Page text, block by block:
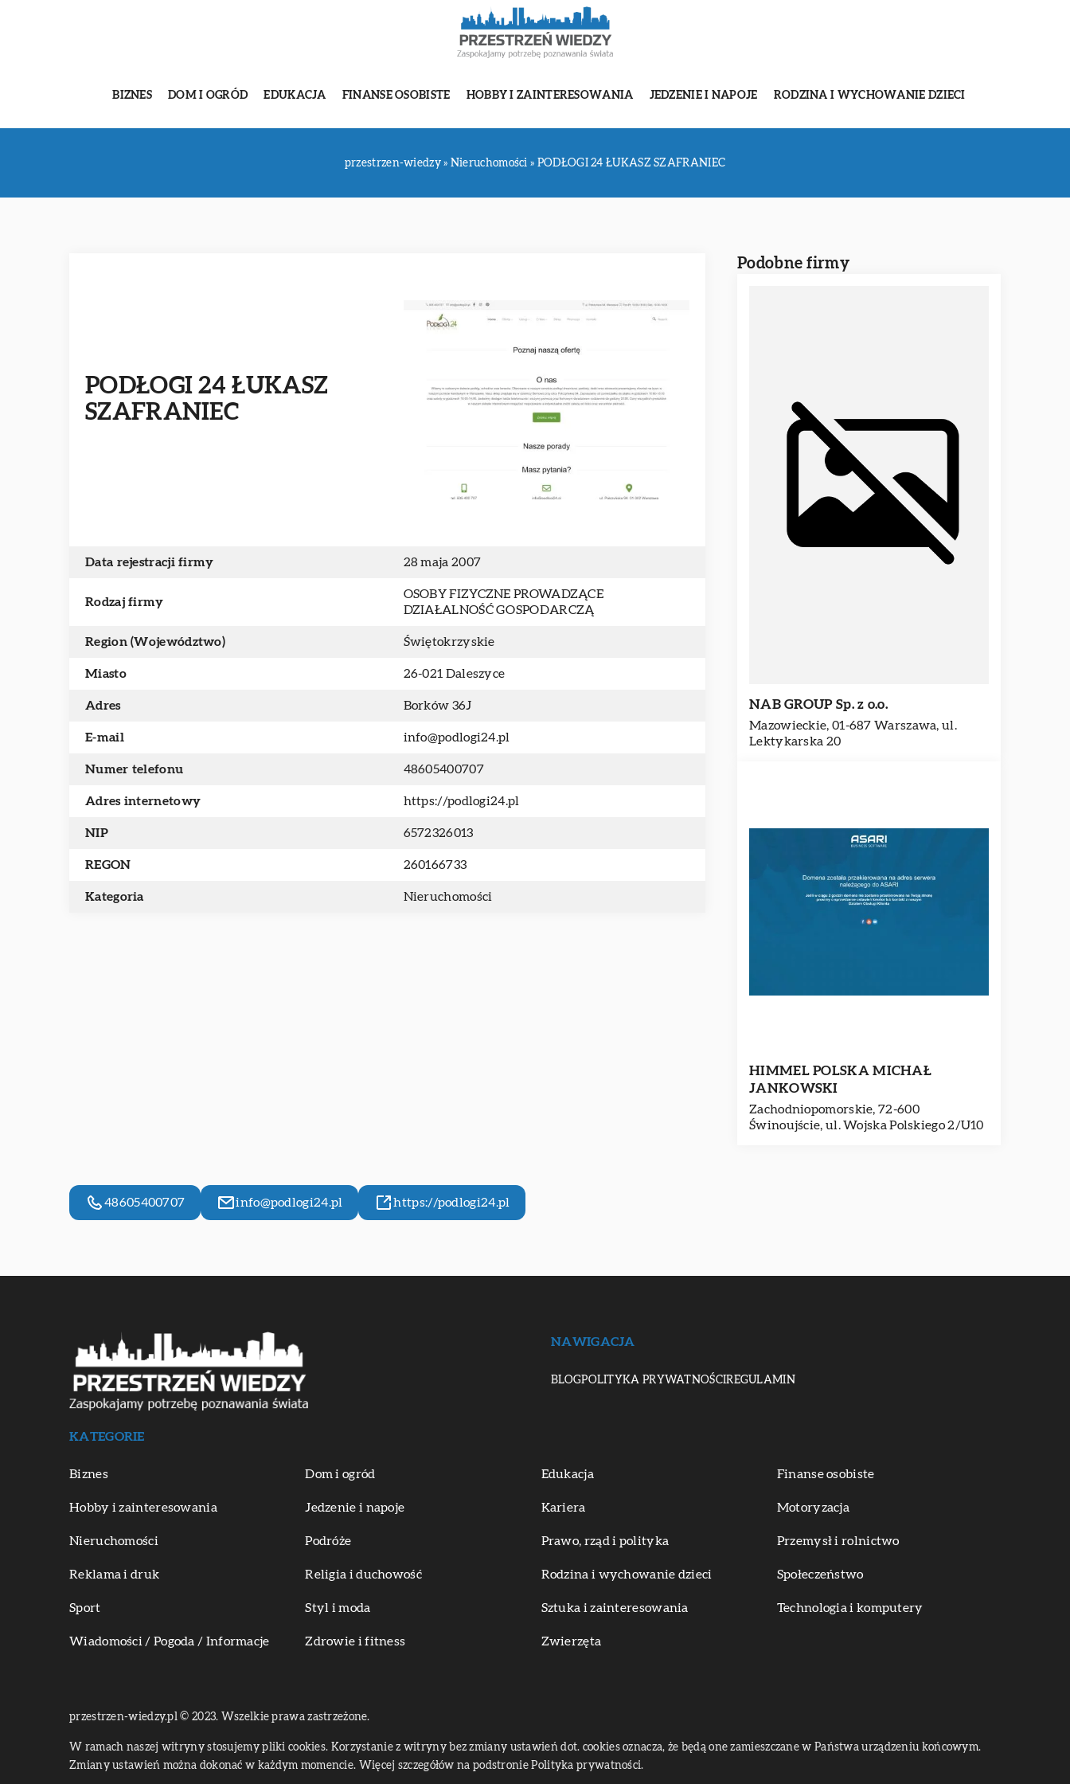
BIZNES DOM I OGRÓD EDUKACJA FINANSE OSOBISTE HOBBY I ZAINTERESOWANIA JEDZENIE I NAPOJE RODZINA I WYCHOWANIE DZIECI
przestrzen-wiedzy» Nieruchomości » PODŁOGI 24 ŁUKASZ SZAFRANIEC
PODŁOGI 24 ŁUKASZ
SZAFRANIEC
Data rejestracji firmy 28 maja 2007
Rodzaj firmy
OSOBY FIZYCZNE PROWADZĄCE
DZIAŁALNOŚĆ GOSPODARCZĄ
Region (Województwo) Świętokrzyskie
Miasto 26-021 Daleszyce
Adres Borków 36J
E-mail info@podlogi24.pl
Numer telefonu 48605400707
Adres internetowy https://podlogi24.pl
NIP 6572326013
REGON 260166733
Kategoria Nieruchomości
Podobne firmy
NAB GROUP Sp. z o.o.
Mazowieckie, 01-687 Warszawa, ul.
Lektykarska 20
HIMMEL POLSKA MICHAŁ
JANKOWSKI
Zachodniopomorskie, 72-600
Świnoujście, ul. Wojska Polskiego 2/U10
48605400707 info@podlogi24.pl https://podlogi24.pl
NAWIGACJA
BLOGPOLITYKA PRYWATNOŚCIREGULAMIN
KATEGORIE
Biznes Dom i ogród Edukacja Finanse osobiste
Hobby i zainteresowania Jedzenie i napoje Kariera Motoryzacja
Nieruchomości Podróże Prawo, rząd i polityka Przemysł i rolnictwo
Reklama i druk Religia i duchowość Rodzina i wychowanie dzieci Społeczeństwo
Sport Styl i moda Sztuka i zainteresowania Technologia i komputery
Wiadomości / Pogoda / Informacje Zdrowie i fitness Zwierzęta
przestrzen-wiedzy.pl © 2023. Wszelkie prawa zastrzeżone.
W ramach naszej witryny stosujemy pliki cookies. Korzystanie z witryny bez zmiany ustawień dot. cookies oznacza, że będą one zamieszczane w Państwa urządzeniu końcowym.
Zmiany ustawień można dokonać w każdym momencie. Więcej szczegółów na podstroniePolityka prywatności.